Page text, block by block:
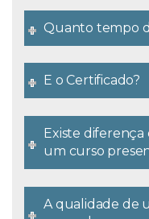
Quanto tempo
E o Certificado?
Existe diferença
um curso
A qualidade de